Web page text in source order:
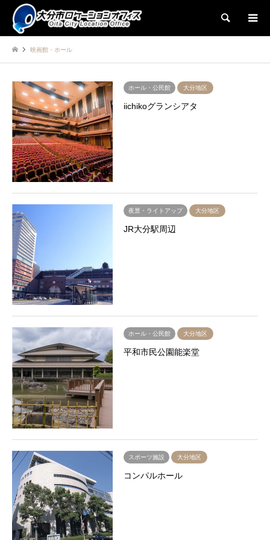
検索
映画館・ホール
ホール・公民館 大分地区
iichikoグランシアタ
夜景・ライトアップ 大分地区
JR大分駅周辺
ホール・公民館 大分地区
平和市民公園能楽堂
スポーツ施設 大分地区
コンパルホール